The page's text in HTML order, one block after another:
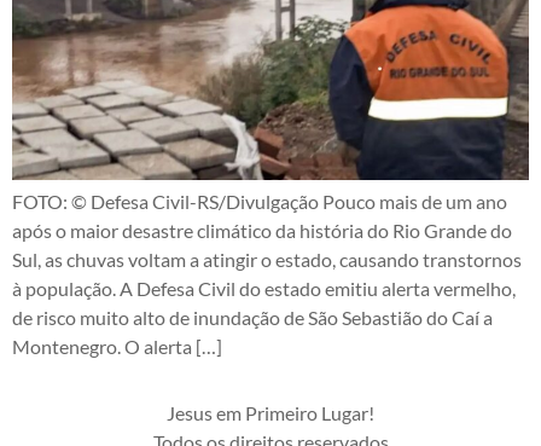
FOTO: © Defesa Civil-RS/Divulgação Pouco mais de um ano
após o maior desastre climático da história do Rio Grande do
Sul, as chuvas voltam a atingir o estado, causando transtornos
à população. A Defesa Civil do estado emitiu alerta vermelho,
de risco muito alto de inundação de São Sebastião do Caí a
Montenegro. O alerta […]
Jesus em Primeiro Lugar!